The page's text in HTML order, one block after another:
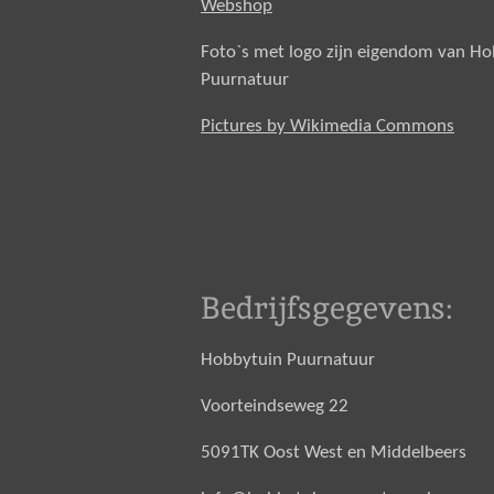
Webshop
Foto`s met logo zijn eigendom van
Puurnatuur
Pictures by Wikimedia Commons
Bedrijfsgegevens:
Hobbytuin Puurnatuur
Voorteindseweg 22
5091TK Oost West en Middelbeers